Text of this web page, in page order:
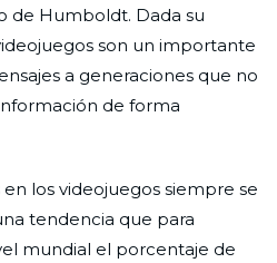
de Humboldt. Dada su
son un importante
a generaciones que no
de forma
los videojuegos siempre se
tendencia que para
mundial el porcentaje de